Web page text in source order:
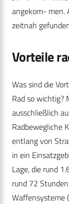
angekom- men.
zeitnah
Vorteile
Was sind die
Rad so
ausschließlich
Radbewegliche
entlang von
in ein
Lage, die rund
rund 72
Waffensysteme